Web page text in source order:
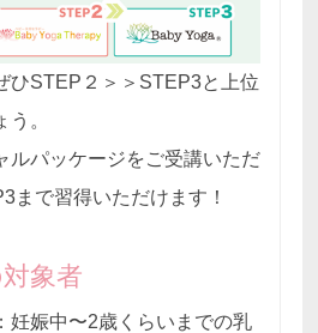
ひSTEP２＞＞STEP3と上位
。
ルパッケージをご受講いただ
まで習得いただけます！
象者
妊娠中〜2歳くらいまでの乳